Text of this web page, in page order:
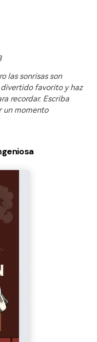
las sonrisas son
favorito y haz
recordar. Escriba
un momento